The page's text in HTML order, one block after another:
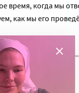
время, когда мы
как мы его
НА ЭТУ ТЕМУ
ПОРТАЛ!